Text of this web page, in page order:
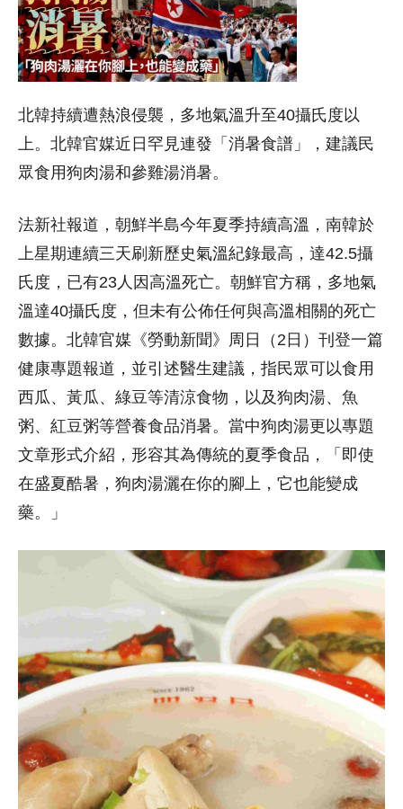
北韓持續遭熱浪侵襲，多地氣溫升至40攝氏度以
上。北韓官媒近日罕見連發「消暑食譜」，建議民
眾食用狗肉湯和參雞湯消暑。
法新社報道，朝鮮半島今年夏季持續高溫，南韓於
上星期連續三天刷新歷史氣溫紀錄最高，達42.5攝
氏度，已有23人因高溫死亡。朝鮮官方稱，多地氣
溫達40攝氏度，但未有公佈任何與高溫相關的死亡
數據。北韓官媒《勞動新聞》周日（2日）刊登一篇
健康專題報道，並引述醫生建議，指民眾可以食用
西瓜、黃瓜、綠豆等清涼食物，以及狗肉湯、魚
粥、紅豆粥等營養食品消暑。當中狗肉湯更以專題
文章形式介紹，形容其為傳統的夏季食品，「即使
在盛夏酷暑，狗肉湯灑在你的腳上，它也能變成
藥。」